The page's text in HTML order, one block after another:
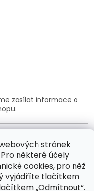
stránek
některé účely
cookies, pro něž
vyjádříte tlačítkem
„Odmítnout“.
zasílat informace o
podmínkami .